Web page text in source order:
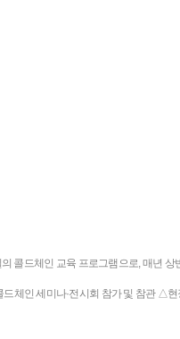
콜드체인 교육 프로그램으로, 매년 상
인 세미나·전시회 참가 및 참관 △